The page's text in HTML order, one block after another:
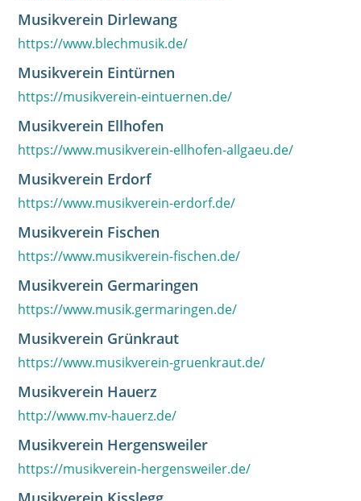
Musikverein Dirlewang
https://www.blechmusik.de/
Musikverein Eintürnen
https://musikverein-eintuernen.de/
Musikverein Ellhofen
https://www.musikverein-ellhofen-allgaeu.de/
Musikverein Erdorf
https://www.musikverein-erdorf.de/
Musikverein Fischen
https://www.musikverein-fischen.de/
Musikverein Germaringen
https://www.musik.germaringen.de/
Musikverein Grünkraut
https://www.musikverein-gruenkraut.de/
Musikverein Hauerz
http://www.mv-hauerz.de/
Musikverein Hergensweiler
https://musikverein-hergensweiler.de/